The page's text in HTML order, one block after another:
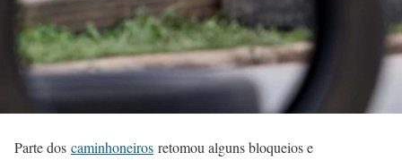
Parte dos caminhoneiros retomou alguns bloqueios e